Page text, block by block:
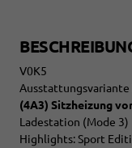
V0K5
(4A3) Sitzheizung
Ladestation (Mode 3)
Highlights: Sport